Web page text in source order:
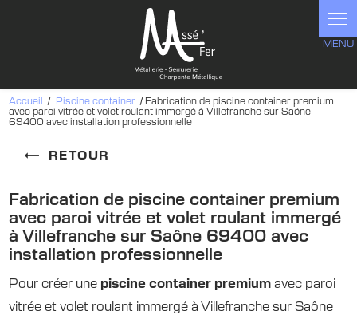
Accueil Piscine container
Fabrication de piscine container premium
avec paroi vitrée et volet roulant immergé à Villefranche sur Saône
69400 avec installation professionnelle
RETOUR
Fabrication de piscine container premium
avec paroi vitrée et volet roulant immergé
à Villefranche sur Saône 69400 avec
installation professionnelle
Pour créer une piscine container premium avec paroi
vitrée et volet roulant immergé à Villefranche sur Saône
Panneau de gestion des cookies